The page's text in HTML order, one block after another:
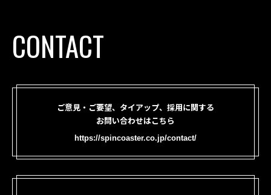
CONTACT
ご意見・ご要望、タイアップ、採用に関する
お問い合わせはこちら
https://spincoaster.co.jp/contact/